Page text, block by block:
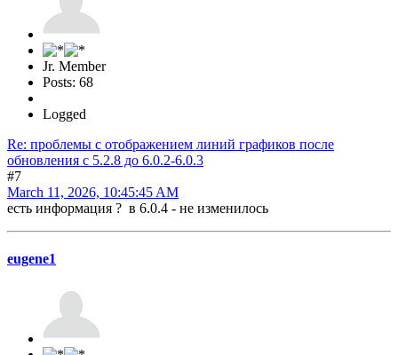
Jr. Member
Posts: 68
Logged
Re: проблемы с отображением линий графиков после
обновления c 5.2.8 до 6.0.2-6.0.3
#7
March 11, 2026, 10:45:45 AM
есть информация ? в 6.0.4 - не изменилось
eugene1